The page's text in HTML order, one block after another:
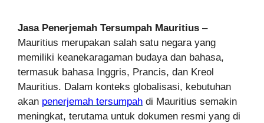
Jasa Penerjemah Tersumpah Mauritius –
Mauritius merupakan salah satu negara yang
memiliki keanekaragaman budaya dan bahasa,
termasuk bahasa Inggris, Prancis, dan Kreol
Mauritius. Dalam konteks globalisasi, kebutuhan
akan penerjemah tersumpah di Mauritius semakin
meningkat, terutama untuk dokumen resmi yang di